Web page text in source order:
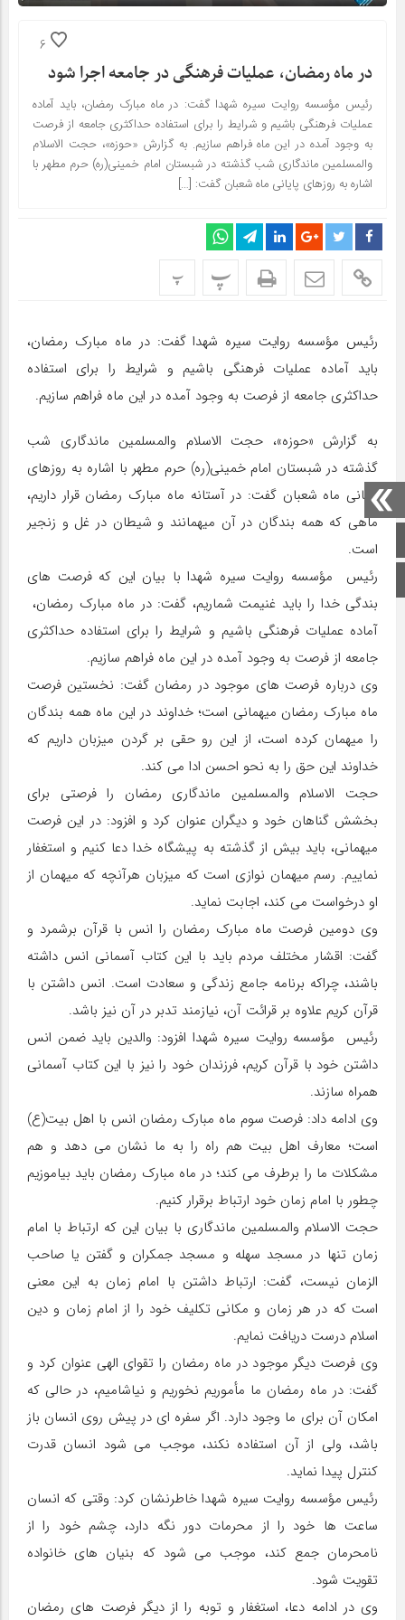
صفحه اصلی
اینستاگرام
6
در ماه رمضان، عملیات فرهنگی در جامعه اجرا شود
رئیس مؤسسه روایت سیره شهدا گفت: در ماه مبارک رمضان، باید آماده
عملیات فرهنگی باشیم و شرایط را برای استفاده حداکثری جامعه از فرصت
به وجود آمده در این ماه فراهم سازیم. به گزارش «حوزه»، حجت الاسلام
والمسلمین ماندگاری شب گذشته در شبستان امام خمینی(ره) حرم مطهر با
اشاره به روزهای پایانی ماه شعبان گفت: […]
پ پ
رئیس مؤسسه روایت سیره شهدا گفت: در ماه مبارک رمضان،
باید آماده عملیات فرهنگی باشیم و شرایط را برای استفاده
حداکثری جامعه از فرصت به وجود آمده در این ماه فراهم سازیم.
به گزارش «حوزه»، حجت الاسلام والمسلمین ماندگاری شب
گذشته در شبستان امام خمینی(ره) حرم مطهر با اشاره به روزهای
پایانی ماه شعبان گفت: در آستانه ماه مبارک رمضان قرار داریم،
ماهی که همه بندگان در آن میهمانند و شیطان در غل و زنجیر
است.
رئیس مؤسسه روایت سیره شهدا با بیان این که فرصت های
بندگی خدا را باید غنیمت شماریم، گفت: در ماه مبارک رمضان،
آماده عملیات فرهنگی باشیم و شرایط را برای استفاده حداکثری
جامعه از فرصت به وجود آمده در این ماه فراهم سازیم.
وی درباره فرصت های موجود در رمضان گفت: نخستین فرصت
ماه مبارک رمضان میهمانی است؛ خداوند در این ماه همه بندگان
را میهمان کرده است، از این رو حقی بر گردن میزبان داریم که
خداوند این حق را به نحو احسن ادا می کند.
حجت الاسلام والمسلمین ماندگاری رمضان را فرصتی برای
بخشش گناهان خود و دیگران عنوان کرد و افزود: در این فرصت
میهمانی، باید بیش از گذشته به پیشگاه خدا دعا کنیم و استغفار
نماییم. رسم میهمان نوازی است که میزبان هرآنچه که میهمان از
او درخواست می کند، اجابت نماید.
وی دومین فرصت ماه مبارک رمضان را انس با قرآن برشمرد و
گفت: اقشار مختلف مردم باید با این کتاب آسمانی انس داشته
باشند، چراکه برنامه جامع زندگی و سعادت است. انس داشتن با
قرآن کریم علاوه بر قرائت آن، نیازمند تدبر در آن نیز باشد.
رئیس مؤسسه روایت سیره شهدا افزود: والدین باید ضمن انس
داشتن خود با قرآن کریم، فرزندان خود را نیز با این کتاب آسمانی
همراه سازند.
وی ادامه داد: فرصت سوم ماه مبارک رمضان انس با اهل بیت(ع)
است؛ معارف اهل بیت هم راه را به ما نشان می دهد و هم
مشکلات ما را برطرف می کند؛ در ماه مبارک رمضان باید بیاموزیم
چطور با امام زمان خود ارتباط برقرار کنیم.
حجت الاسلام والمسلمین ماندگاری با بیان این که ارتباط با امام
زمان تنها در مسجد سهله و مسجد جمکران و گفتن یا صاحب
الزمان نیست، گفت: ارتباط داشتن با امام زمان به این معنی
است که در هر زمان و مکانی تکلیف خود را از امام زمان و دین
اسلام درست دریافت نمایم.
وی فرصت دیگر موجود در ماه رمضان را تقوای الهی عنوان کرد و
گفت: در ماه رمضان ما مأموریم نخوریم و نیاشامیم، در حالی که
امکان آن برای ما وجود دارد. اگر سفره ای در پیش روی انسان باز
باشد، ولی از آن استفاده نکند، موجب می شود انسان قدرت
کنترل پیدا نماید.
رئیس مؤسسه روایت سیره شهدا خاطرنشان کرد: وقتی که انسان
ساعت ها خود را از محرمات دور نگه دارد، چشم خود را از
نامحرمان جمع کند، موجب می شود که بنیان های خانواده
تقویت شود.
وی در ادامه دعا، استغفار و توبه را از دیگر فرصت های رمضان